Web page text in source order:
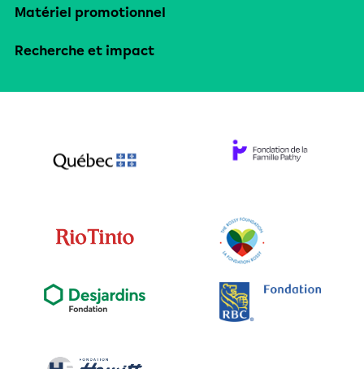
Matériel promotionnel
Recherche et impact